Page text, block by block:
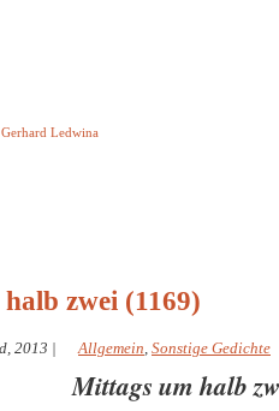
Ledwina
zwei (1169)
2013 | Allgemein, Sonstige Gedichte
Mittags um halb